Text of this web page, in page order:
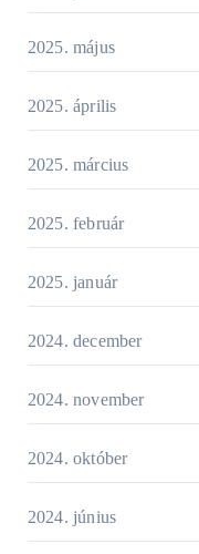
2025. május
2025. április
2025. március
2025. február
2025. január
2024. december
2024. november
2024. október
2024. június